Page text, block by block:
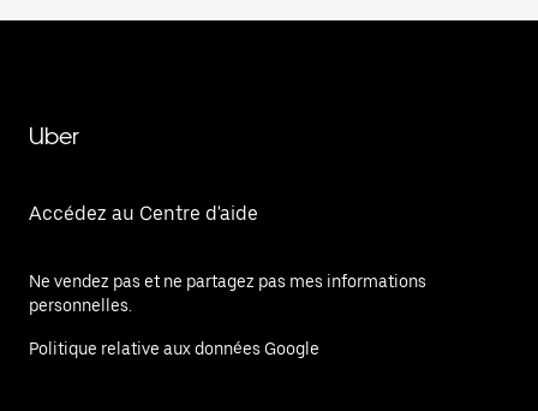
Uber
Accédez au Centre d'aide
Ne vendez pas et ne partagez pas mes informations
personnelles.
Politique relative aux données Google